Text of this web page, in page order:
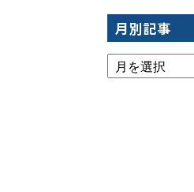
月別記事